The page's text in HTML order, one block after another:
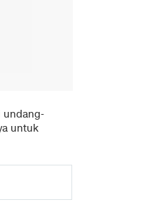
undang-
untuk